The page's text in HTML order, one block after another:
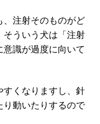
、注射そのものがど
そういう犬は「注射
識が過度に向いて
すくなりますし、針
り動いたりするので